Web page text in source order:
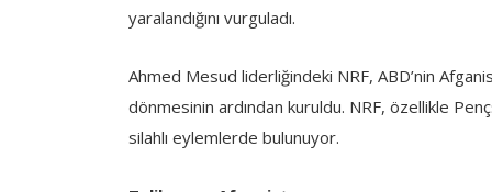
yaralandığını vurguladı.
Ahmed Mesud liderliğindeki NRF, ABD’nin
dönmesinin ardından kuruldu. NRF, özellikle
silahlı eylemlerde bulunuyor.